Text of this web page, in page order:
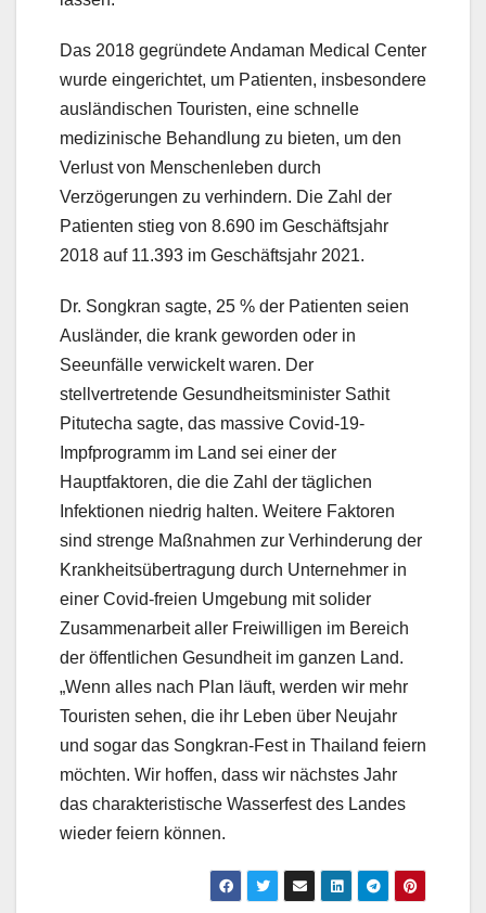
Das 2018 gegründete Andaman Medical Center
wurde eingerichtet, um Patienten, insbesondere
ausländischen Touristen, eine schnelle
medizinische Behandlung zu bieten, um den
Verlust von Menschenleben durch
Verzögerungen zu verhindern. Die Zahl der
Patienten stieg von 8.690 im Geschäftsjahr
2018 auf 11.393 im Geschäftsjahr 2021.
Dr. Songkran sagte, 25 % der Patienten seien
Ausländer, die krank geworden oder in
Seeunfälle verwickelt waren. Der
stellvertretende Gesundheitsminister Sathit
Pitutecha sagte, das massive Covid-19-
Impfprogramm im Land sei einer der
Hauptfaktoren, die die Zahl der täglichen
Infektionen niedrig halten. Weitere Faktoren
sind strenge Maßnahmen zur Verhinderung der
Krankheitsübertragung durch Unternehmer in
einer Covid-freien Umgebung mit solider
Zusammenarbeit aller Freiwilligen im Bereich
der öffentlichen Gesundheit im ganzen Land.
„Wenn alles nach Plan läuft, werden wir mehr
Touristen sehen, die ihr Leben über Neujahr
und sogar das Songkran-Fest in Thailand feiern
möchten. Wir hoffen, dass wir nächstes Jahr
das charakteristische Wasserfest des Landes
wieder feiern können.